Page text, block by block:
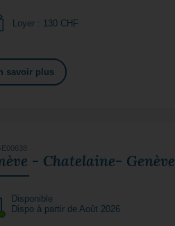
Loyer : 130 CHF
savoir plus
- Chatelaine- Genève
Disponible
Dispo à partir de Août 2026